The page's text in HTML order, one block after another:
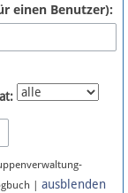
einen Benutzer):
| ausblenden